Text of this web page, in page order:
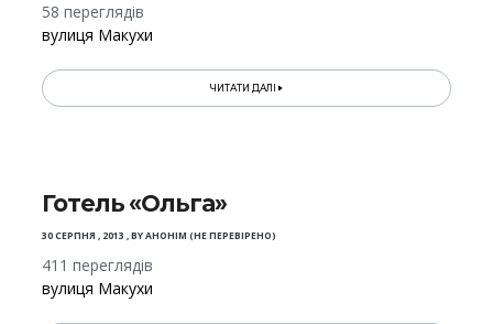
58 переглядів
вулиця Макухи
ЧИТАТИ ДАЛІ
Готель «Ольга»
30 СЕРПНЯ , 2013 ,BYАНОНІМ (НЕ ПЕРЕВІРЕНО)
411 переглядів
вулиця Макухи